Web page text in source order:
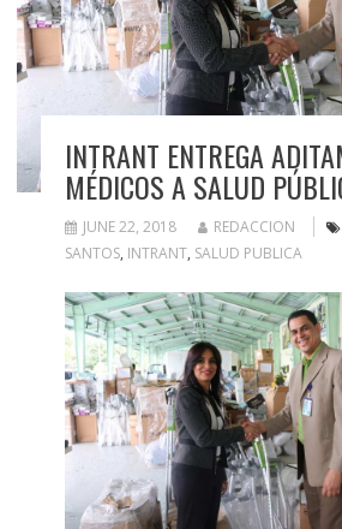
INTRANT ENTREGA
MÉDICOS A SALUD
JUNE 22, 2018 REDACCION
SANTOS, INTRANT, SALUD PUBLICA